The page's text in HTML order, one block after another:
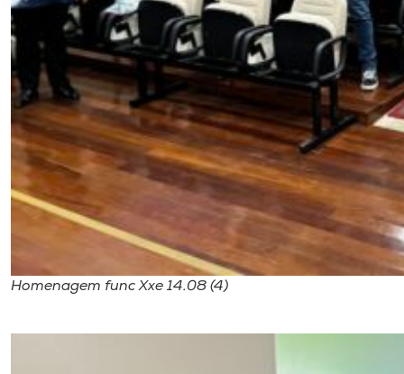
Homenagem func Xxe 14.08 (4)